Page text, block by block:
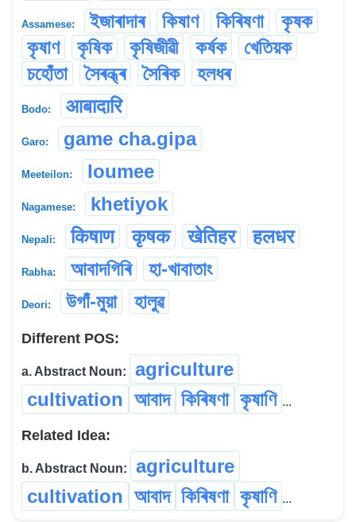
Assamese: ইজাৰাদাৰ কিষাণ কিৰিষণা
কৃষক
কৃষাণ
কৃষিক কৃষিজীৱী কৰ্ষক
খেতিয়ক
চহোঁতা
সৈৰন্ধ্ৰ সৈৰিক হলধৰ
Bodo: आबादारि
Garo: game cha.gipa
Meeteilon: loumee
Nagamese: khetiyok
Nepali: किषाण कृषक खेतिहर ह‌लधर
Rabha: আবাদগিৰি হা-খাবাতাং
Deori: উগাঁ-মুয়া হালুৱ
Different POS:
a. Abstract Noun:
agriculture
cultivation আবাদ কিৰিষণা কৃষাণি ...
Related Idea:
b. Abstract Noun:
agriculture
cultivation আবাদ কিৰিষণা কৃষাণি ...